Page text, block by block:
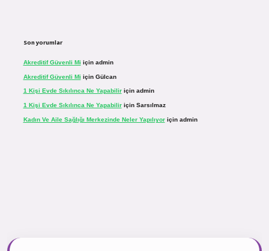
Son yorumlar
Akreditif Güvenli Mi için admin
Akreditif Güvenli Mi için Gülcan
1 Kişi Evde Sıkılınca Ne Yapabiliriçin admin
1 Kişi Evde Sıkılınca Ne Yapabiliriçin Sarsılmaz
Kadın Ve Aile Sağlığı Merkezinde Neler Yapılıyoriçin admin